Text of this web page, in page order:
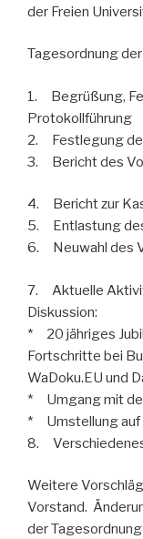
der Freien
Tagesordnung
1. Begrüßung,
Protokollführung
2. Festlegung
3. Bericht des
4. Bericht zur
5. Entlastung
6. Neuwahl des
7. Aktuelle
Diskussion:
* 20 jähriges
Fortschritte bei
WaDoku.EU und
* Umgang mit
* Umstellung auf
8.
Weitere
Vorstand.
der